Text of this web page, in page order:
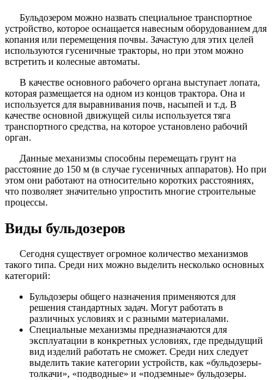
Бульдозером можно назвать специальное транспортное
устройство, которое оснащается навесным оборудованием для
копания или перемещения почвы. Зачастую для этих целей
используются гусеничные тракторы, но при этом можно
встретить и колесные автоматы.
В качестве основного рабочего органа выступает лопата,
которая размещается на одном из концов трактора. Она и
используется для выравнивания почв, насыпей и т.д. В
качестве основной движущей силы используется тяга
транспортного средства, на которое установлено рабочий
орган.
Данные механизмы способны перемещать грунт на
расстояние до 150 м (в случае гусеничных аппаратов). Но при
этом они работают на относительно коротких расстояниях,
что позволяет значительно упростить многие строительные
процессы.
Виды бульдозеров
Сегодня существует огромное количество механизмов
такого типа. Среди них можно выделить несколько основных
категорий:
Бульдозеры общего назначения применяются для
решения стандартных задач. Могут работать в
различных условиях и с разными материалами.
Специальные механизмы предназначаются для
эксплуатации в конкретных условиях, где предыдущий
вид изделий работать не сможет. Среди них следует
выделить такие категории устройств, как «бульдозеры-
толкачи», «подводные» и «подземные» бульдозеры.